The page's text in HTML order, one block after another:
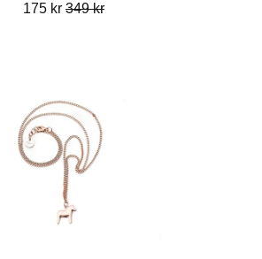
175 kr 349 kr